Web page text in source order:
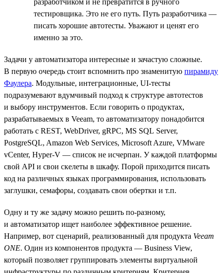
тестировщика. Это не его путь. Путь разработчика —
писать хорошие автотесты. Уважают и ценят его
именно за это.
Задачи у автоматизатора интересные и зачастую сложные.
В первую очередь стоит вспомнить про знаменитую пирамиду
Фаулера. Модульные, интеграционные, UI-тесты
подразумевают вдумчивый подход к структуре автотестов
и выбору инструментов. Если говорить о продуктах,
разрабатываемых в Veeam, то автоматизатору понадобится
работать с REST, WebDriver, gRPC, MS SQL Server,
PostgreSQL, Amazon Web Services, Microsoft Azure, VMware
vCenter, Hyper-V — список не исчерпан. У каждой платформы
свой API и свои скелеты в шкафу. Порой приходится писать
код на различных языках программирования, использовать
заглушки, семафоры, создавать свои обертки и т.п.
Одну и ту же задачу можно решить по-разному,
и автоматизатор ищет наиболее эффективное решение.
Например, вот сценарий, реализованный для продукта Veeam
ONE. Один из компонентов продукта — Business View,
который позволяет группировать элементы виртуальной